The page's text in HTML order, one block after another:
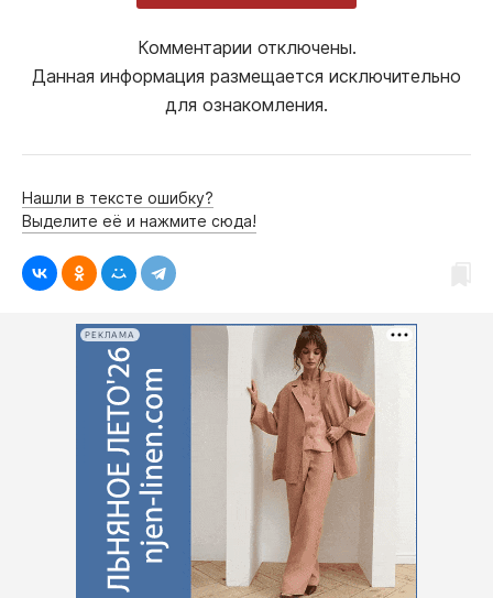
Комментарии отключены.
Данная информация размещается исключительно
для ознакомления.
Нашли в тексте ошибку?
Выделите её и нажмите сюда!
РЕКЛАМА